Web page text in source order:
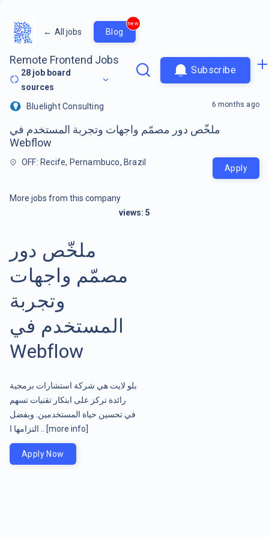
← All jobs Blog
new
Remote Frontend Jobs
28 job board
sources
Subscribe
Bluelight Consulting
ملخّص دور مصمّم واجهات وتجربة المستخدم في
Webflow
OFF: Recife, Pernambuco, Brazil
6 months ago
Apply
More jobs from this company
views: 5
ملخّص دور
مصمّم واجهات
وتجربة
المستخدم في
Webflow
بلو لايت هي شركة استشارات برمجية
رائدة تركز على ابتكار تقنيات تسهم
في تحسين حياة المستخدمين. وبفضل
[more info]
Apply Now